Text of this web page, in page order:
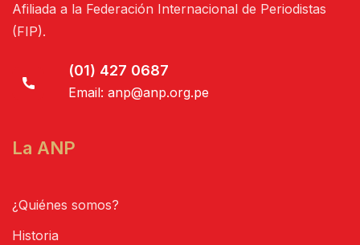
Afiliada a la Federación Internacional de Periodistas
(FIP).
(01) 427 0687
Email: anp@anp.org.pe
La ANP
¿Quiénes somos?
Historia